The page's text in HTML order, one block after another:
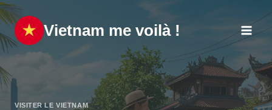
Aller
au
contenu
Vietnam me voilà !
VISITER LE VIETNAM